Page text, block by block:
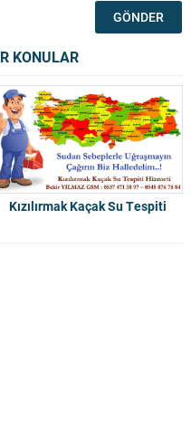
KONULAR
Kızılırmak Kaçak Su Tespiti